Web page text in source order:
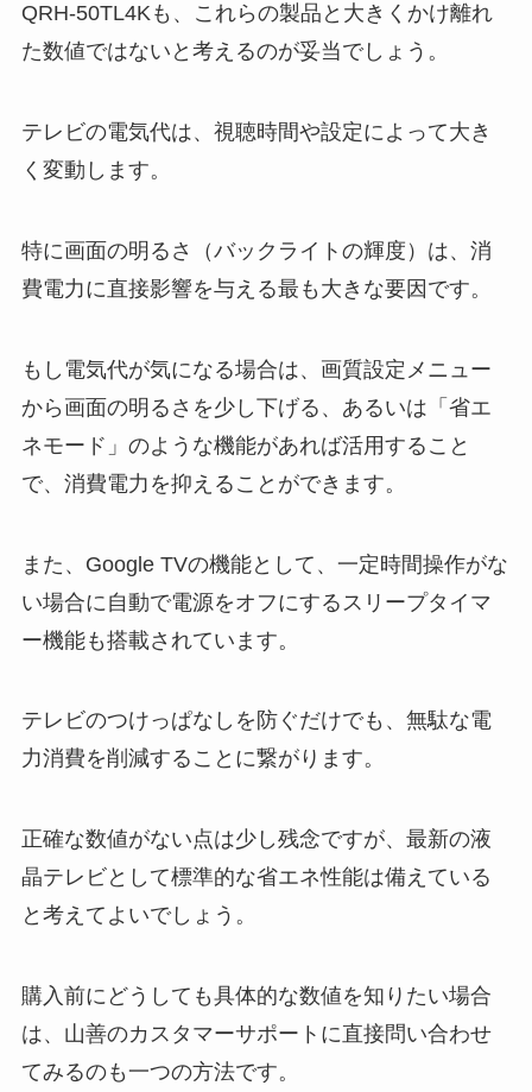
QRH-50TL4Kも、これらの製品と大きくかけ離れ
た数値ではないと考えるのが妥当でしょう。
テレビの電気代は、視聴時間や設定によって大き
く変動します。
特に画面の明るさ（バックライトの輝度）は、消
費電力に直接影響を与える最も大きな要因です。
もし電気代が気になる場合は、画質設定メニュー
から画面の明るさを少し下げる、あるいは「省エ
ネモード」のような機能があれば活用すること
で、消費電力を抑えることができます。
また、Google TVの機能として、一定時間操作がな
い場合に自動で電源をオフにするスリープタイマ
ー機能も搭載されています。
テレビのつけっぱなしを防ぐだけでも、無駄な電
力消費を削減することに繋がります。
正確な数値がない点は少し残念ですが、最新の液
晶テレビとして標準的な省エネ性能は備えている
と考えてよいでしょう。
購入前にどうしても具体的な数値を知りたい場合
は、山善のカスタマーサポートに直接問い合わせ
てみるのも一つの方法です。